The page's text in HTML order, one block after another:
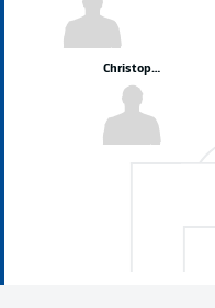
Christoph Kobald